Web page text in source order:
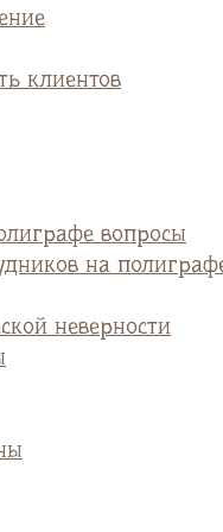
клиентов
вопросы
на
неверности